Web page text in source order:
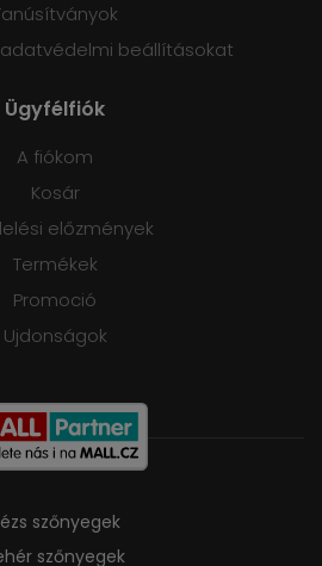
beállításokat
Ügyfélfiók
A fiókom
Kosár
előzmények
Termékek
Promoció
Ujdonságok
szőnyegek
szőnyegek